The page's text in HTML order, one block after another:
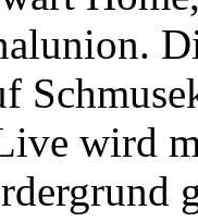
wird